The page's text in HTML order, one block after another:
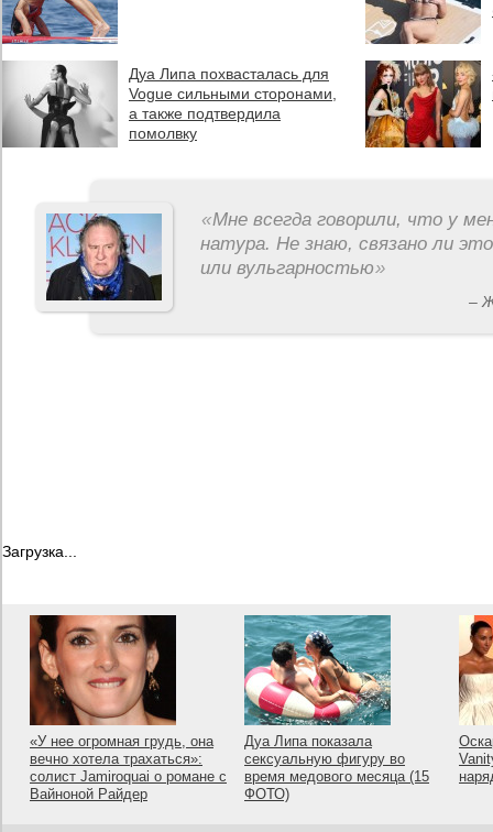
Дуа Липа похвасталась для
Vogue сильными сторонами,
а также подтвердила
помолвку
«Мне всегда говорили, что у
натура. Не знаю, связано ли
или вульгарностью»
–
Загрузка...
«У нее огромная грудь, она
вечно хотела трахаться»:
солист Jamiroquai о романе с
Вайноной Райдер
Дуа Липа показала
сексуальную фигуру во
время медового месяца (15
ФОТО)